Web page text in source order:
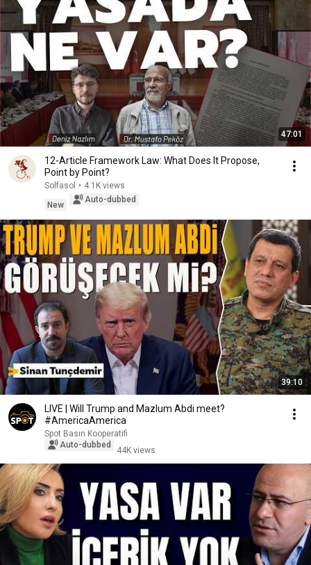
47:01
12-Article Framework Law: What Does It Propose,
Point by Point?
Solfasol • 4.1K views
New
Auto-dubbed
39:10
LIVE | Will Trump and Mazlum Abdi meet?
#AmericaAmerica
Spot Basın Kooperatifi
Auto-dubbed
44K views